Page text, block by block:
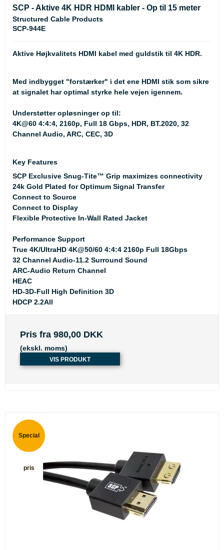
SCP - Aktive 4K HDR HDMI kabler - Op til 15 meter
Structured Cable Products
SCP-944E
Aktive Højkvalitets HDMI kabel med guldstik til 4K HDR.
Med indbygget "forstærker" i det ene HDMI stik som sikre
at signalet har optimal styrke hele vejen igennem.
Understøtter opløsninger op til:
4K@60 4:4:4, 2160p, Full 18 Gbps, HDR, BT.2020, 32
Channel Audio, ARC, CEC, 3D
Key Features
SCP Exclusive Snug-Tite™ Grip maximizes connectivity
24k Gold Plated for Optimum Signal Transfer
Connect to Source
Connect to Display
Flexible Protective In-Wall Rated Jacket
Performance Support
True 4K/UltraHD 4K@50/60 4:4:4 2160p Full 18Gbps
32 Channel Audio-11.2 Surround Sound
ARC-Audio Return Channel
HEAC
HD-3D-Full High Definition 3D
HDCP 2.2All
Pris fra 980,00 DKK
(ekskl. moms)
VIS PRODUKT
Special
pris